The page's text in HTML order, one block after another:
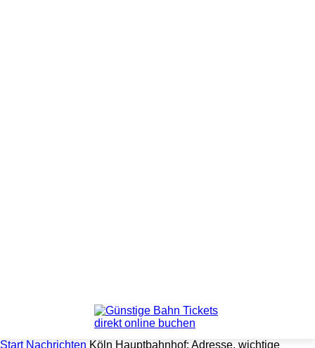
Start Nachrichten Köln Hauptbahnhof: Adresse, wichtige